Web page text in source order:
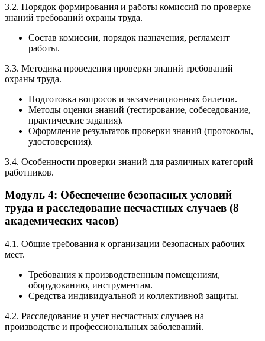
3.2. Порядок формирования и работы комиссий по проверке
знаний требований охраны труда.
Состав комиссии, порядок назначения, регламент
работы.
3.3. Методика проведения проверки знаний требований
охраны труда.
Подготовка вопросов и экзаменационных билетов.
Методы оценки знаний (тестирование, собеседование,
практические задания).
Оформление результатов проверки знаний (протоколы,
удостоверения).
3.4. Особенности проверки знаний для различных категорий
работников.
Модуль 4: Обеспечение безопасных условий
труда и расследование несчастных случаев (8
академических часов)
4.1. Общие требования к организации безопасных рабочих
мест.
Требования к производственным помещениям,
оборудованию, инструментам.
Средства индивидуальной и коллективной защиты.
4.2. Расследование и учет несчастных случаев на
производстве и профессиональных заболеваний.